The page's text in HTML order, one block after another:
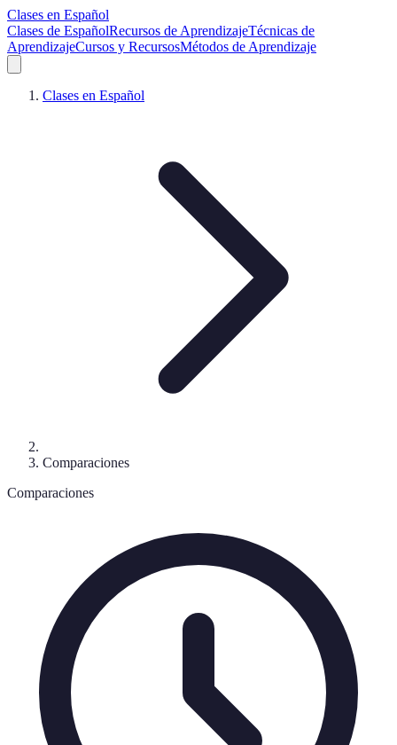
Clases en Español
Clases de EspañolRecursos de AprendizajeTécnicas de
AprendizajeCursos y RecursosMétodos de Aprendizaje
Clases en Español
Comparaciones
Comparaciones